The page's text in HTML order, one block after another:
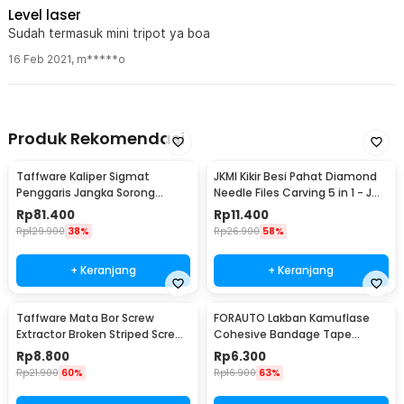
Di lapangan menjadi lebih cepat Dan presisi
Level laser
Sudah termasuk mini tripot ya boa
16 Feb 2021, m*****o
Produk Rekomendasi
Taffware Kaliper Sigmat
Penggaris Jangka Sorong
Digital LCD 150mm - SH20
Rp81.400
Rp129.900 38%
+ Keranjang
JKMI Kikir Besi Pahat Diamond
Needle Files Carving 5 in 1 - JM-
FL1-1
Rp11.400
Rp26.900 58%
+ Keranjang
Taffware Mata Bor Screw
Extractor Broken Striped Screw
Remover 4 PCS - S2
Rp8.800
Rp21.900 60%
FORAUTO Lakban Kamuflase
Cohesive Bandage Tape
Hunting 4.5M 50mm - H10
Rp6.300
Rp16.900 63%